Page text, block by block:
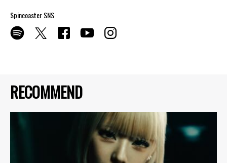
RECOMMEND
Spincoaster SNS